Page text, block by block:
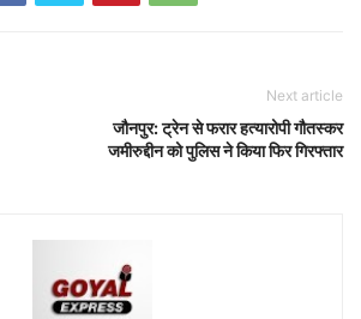
Next article
जौनपुर: ट्रेन से फरार हत्यारोपी गौतस्कर
जमीरुद्दीन को पुलिस ने किया फिर गिरफ्तार